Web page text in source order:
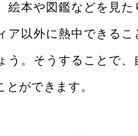
絵本や図鑑などを見た
ア以外に熱中できるこ
う。そうすることで、
ができます。